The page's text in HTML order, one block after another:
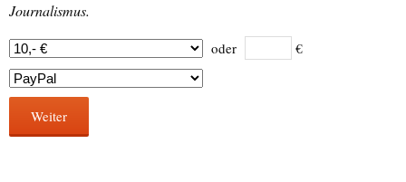
Journalismus.
oder €
Weiter